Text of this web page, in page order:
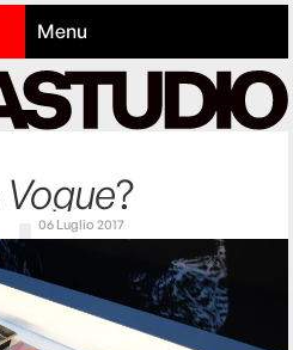
Menu
Vogue?
06 Luglio 2017